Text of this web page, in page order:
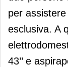
per
esclusiva. A
43’’ e